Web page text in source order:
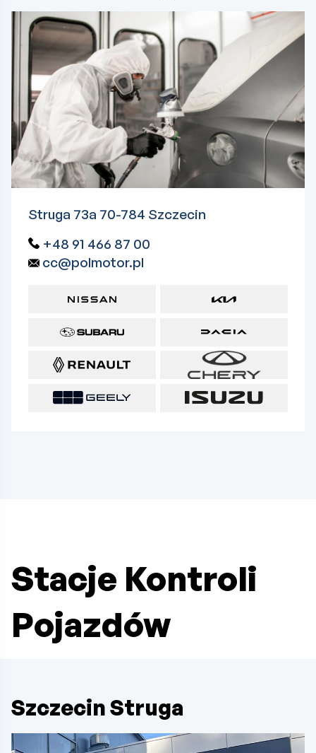
Struga 73a 70-784 Szczecin
+48 91 466 87 00
cc@polmotor.pl
Stacje Kontroli
Pojazdów
Szczecin Struga